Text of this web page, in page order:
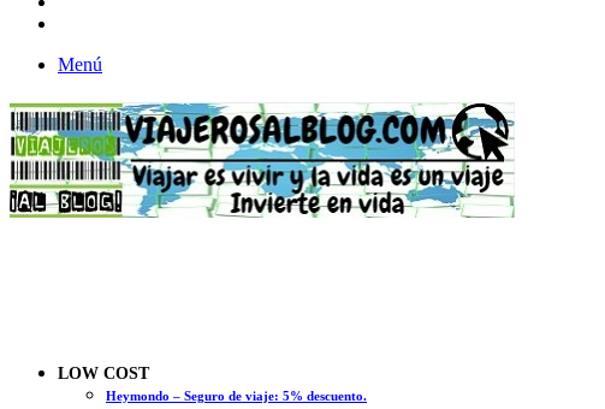
Menú
LOW COST
Heymondo – Seguro de viaje: 5% descuento.